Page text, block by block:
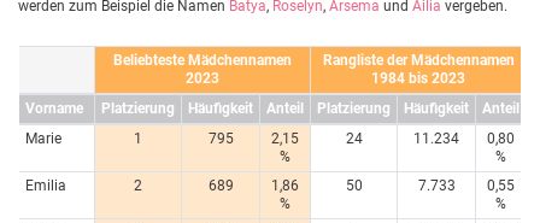
werden zum Beispiel die Namen Batya, Roselyn, Arsema und Ailia vergeben.
Beliebteste Mädchennamen
2023
Rangliste der Mädchennamen
1984 bis 2023
Vorname
Platzierung Häufigkeit Anteil Platzierung Häufigkeit
Anteil
Marie
1 795
2,15
%
24 11.234
0,80
%
Emilia
2 689
1,86
%
50 7.733
0,55
%